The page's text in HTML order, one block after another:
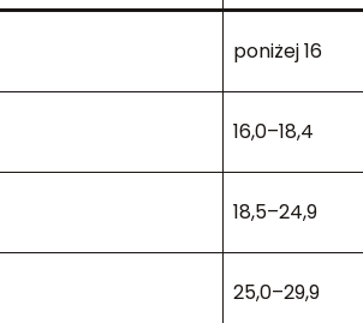
poniżej 16
16,0–18,4
18,5–24,9
25,0–29,9